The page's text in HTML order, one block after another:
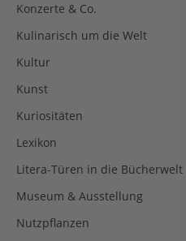
Konzerte & Co.
Kulinarisch um die Welt
Kultur
Kunst
Kuriositäten
Lexikon
Litera-Türen in die Bücherwelt
Museum & Ausstellung
Nutzpflanzen